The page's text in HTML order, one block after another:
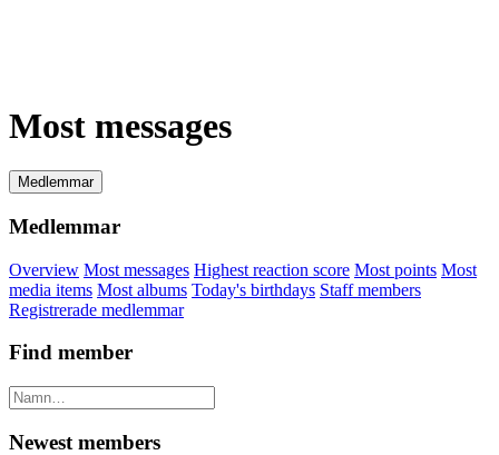
Most messages
Medlemmar
Medlemmar
Overview Most messages Highest reaction score Most points Most
media items Most albums Today's birthdays Staff members
Registrerade medlemmar
Find member
Newest members